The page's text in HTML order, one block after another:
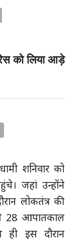
को लिया आड़े
शनिवार को
जहां उन्होंने
लोकतंत्र की
28 आपातकाल
ही इस दौरान